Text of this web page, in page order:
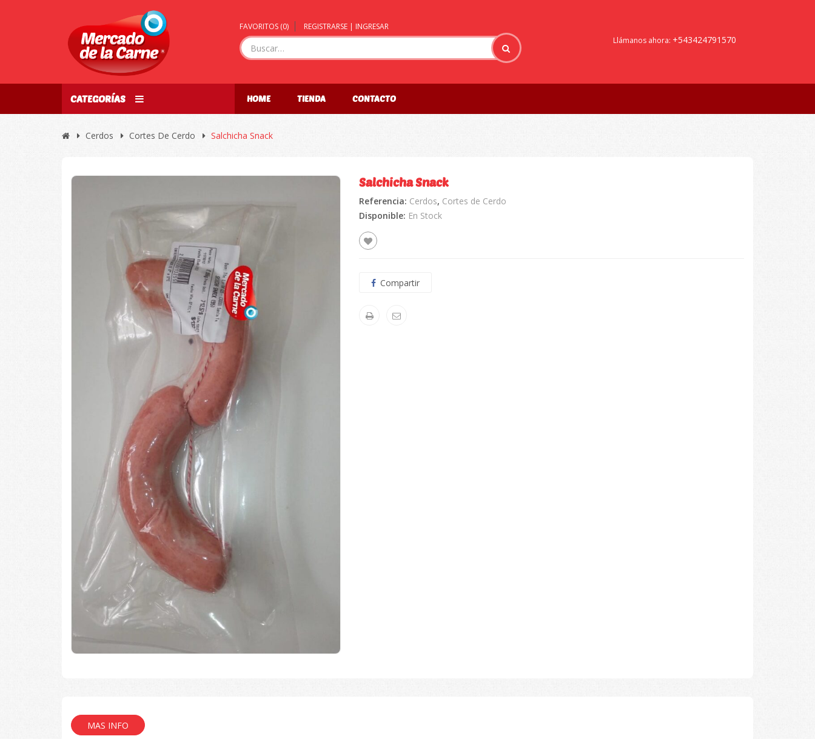
FAVORITOS (0)
REGISTRARSE | INGRESAR
Llámanos ahora: +543424791570
CATEGORÍAS HOME TIENDA CONTACTO
Cerdos Cortes De Cerdo Salchicha Snack
Salchicha Snack
Referencia: Cerdos, Cortes de Cerdo
Disponible: En Stock
Compartir
MAS INFO